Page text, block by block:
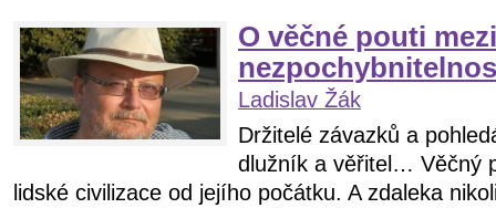
O věčné pouti
Ladislav Žák
Držitelé závazků a
dlužník a věřitel… Věčný
lidské civilizace od jejího počátku. A zdaleka